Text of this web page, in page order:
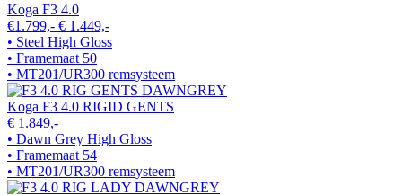
Koga F3 4.0
€1.799,- € 1.449,-
• Steel High Gloss
• Framemaat 50
• MT201/UR300 remsysteem
Koga F3 4.0 RIGID GENTS
€ 1.849,-
• Dawn Grey High Gloss
• Framemaat 54
• MT201/UR300 remsysteem